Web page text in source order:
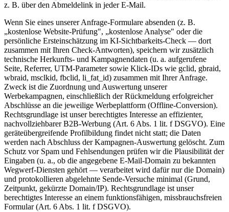
z. B. über den Abmeldelink in jeder E-Mail.
Wenn Sie eines unserer Anfrage-Formulare absenden (z. B.
„kostenlose Website-Prüfung", „kostenlose Analyse" oder die
persönliche Ersteinschätzung im KI-Sichtbarkeits-Check — dort
zusammen mit Ihren Check-Antworten), speichern wir zusätzlich
technische Herkunfts- und Kampagnendaten (u. a. aufgerufene
Seite, Referrer, UTM-Parameter sowie Klick-IDs wie gclid, gbraid,
wbraid, msclkid, fbclid, li_fat_id) zusammen mit Ihrer Anfrage.
Zweck ist die Zuordnung und Auswertung unserer
Werbekampagnen, einschließlich der Rückmeldung erfolgreicher
Abschlüsse an die jeweilige Werbeplattform (Offline-Conversion).
Rechtsgrundlage ist unser berechtigtes Interesse an effizienter,
nachvollziehbarer B2B-Werbung (Art. 6 Abs. 1 lit. f DSGVO). Eine
geräteübergreifende Profilbildung findet nicht statt; die Daten
werden nach Abschluss der Kampagnen-Auswertung gelöscht. Zum
Schutz vor Spam und Fehlsendungen prüfen wir die Plausibilität der
Eingaben (u. a., ob die angegebene E-Mail-Domain zu bekannten
Wegwerf-Diensten gehört — verarbeitet wird dafür nur die Domain)
und protokollieren abgelehnte Sende-Versuche minimal (Grund,
Zeitpunkt, gekürzte Domain/IP). Rechtsgrundlage ist unser
berechtigtes Interesse an einem funktionsfähigen, missbrauchsfreien
Formular (Art. 6 Abs. 1 lit. f DSGVO).